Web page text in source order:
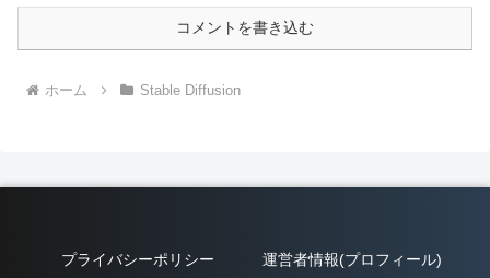
コメントを書き込む
ホーム Stable Diffusion
プライバシーポリシー
運営者情報(プロフィール)